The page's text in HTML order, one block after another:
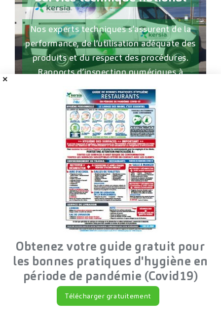
Nos experts techniques s’assurent de la
performance, de l’utilisation adéquate des
produits et du respect des procédures.
Rapports d’inspection numériques à
l’appui. Une large couverture au Québec,
en Ontario, dans les provinces maritimes
et dans l’Ouest canadien.
Joindreun représentant
Les incontournables du
secteur des restaurants à
service rapide
Obtenez votre guide gratuit pour
les bonnes pratiques d'hygiène en
période de pandémie (Covid19)
Télécharger gratuitement